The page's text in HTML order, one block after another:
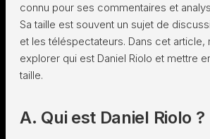
connu pour ses commentaires et
Sa taille est souvent un sujet de
et les téléspectateurs. Dans cet article,
explorer qui est Daniel Riolo et mettre
taille.
A. Qui est Daniel Riolo ?